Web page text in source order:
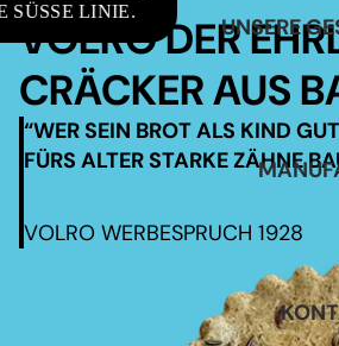
UNSERE
SÜSSE LINIE.
VOLRO DER
CRÄCKER AUS
“WER SEIN BROT ALS KIND
FÜRS ALTER STARKE ZÄHNE
VOLRO WERBESPRUCH 1928